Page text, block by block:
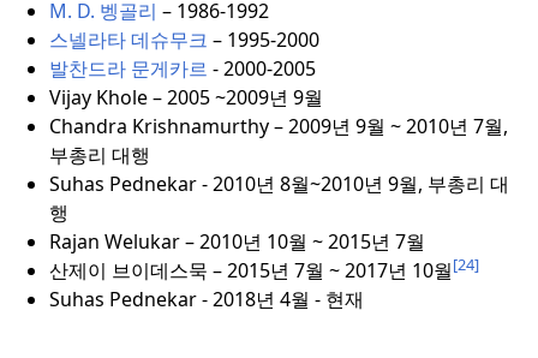
M. D. 벵골리 – 1986-1992
스넬라타 데슈무크 – 1995-2000
발찬드라 문게카르 - 2000-2005
Vijay Khole – 2005 ~2009년 9월
Chandra Krishnamurthy – 2009년 9월 ~ 2010년 7월,
부총리 대행
Suhas Pednekar - 2010년 8월~2010년 9월, 부총리 대
행
Rajan Welukar – 2010년 10월 ~ 2015년 7월
산제이 브이데스묵 – 2015년 7월 ~ 2017년 10월[24]
Suhas Pednekar - 2018년 4월 - 현재